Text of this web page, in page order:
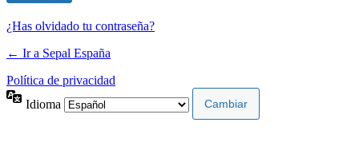
¿Has olvidado tu contraseña?
← Ir a Sepal España
Política de privacidad
Idioma